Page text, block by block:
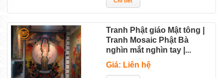
Tranh Phật giáo Mật tông |
Tranh Mosaic Phật Bà
nghìn mắt nghìn tay |...
Giá: Liên hệ